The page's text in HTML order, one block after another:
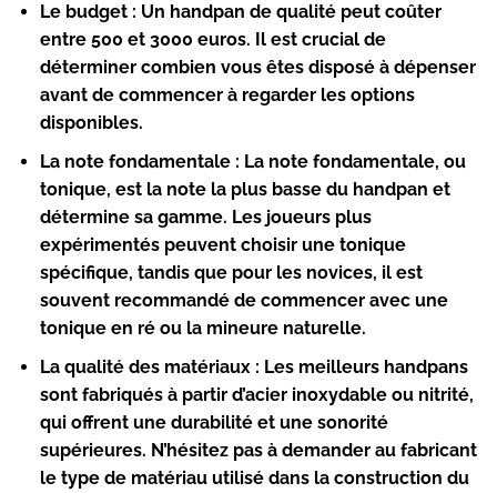
Le budget: Un handpan de qualité peut coûter
entre 500 et 3000 euros. Il est crucial de
déterminer combien vous êtes disposé à dépenser
avant de commencer à regarder les options
disponibles.
La note fondamentale: La note fondamentale, ou
tonique, est la note la plus basse du handpan et
détermine sa gamme. Les joueurs plus
expérimentés peuvent choisir une tonique
spécifique, tandis que pour les novices, il est
souvent recommandé de commencer avec une
tonique en ré ou la mineure naturelle.
La qualité des matériaux: Les meilleurs handpans
sont fabriqués à partir d’acier inoxydable ou nitrité,
qui offrent une durabilité et une sonorité
supérieures. N’hésitez pas à demander au fabricant
le type de matériau utilisé dans la construction du